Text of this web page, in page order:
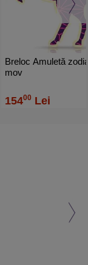
Breloc Amuletă
mov
15400 Lei